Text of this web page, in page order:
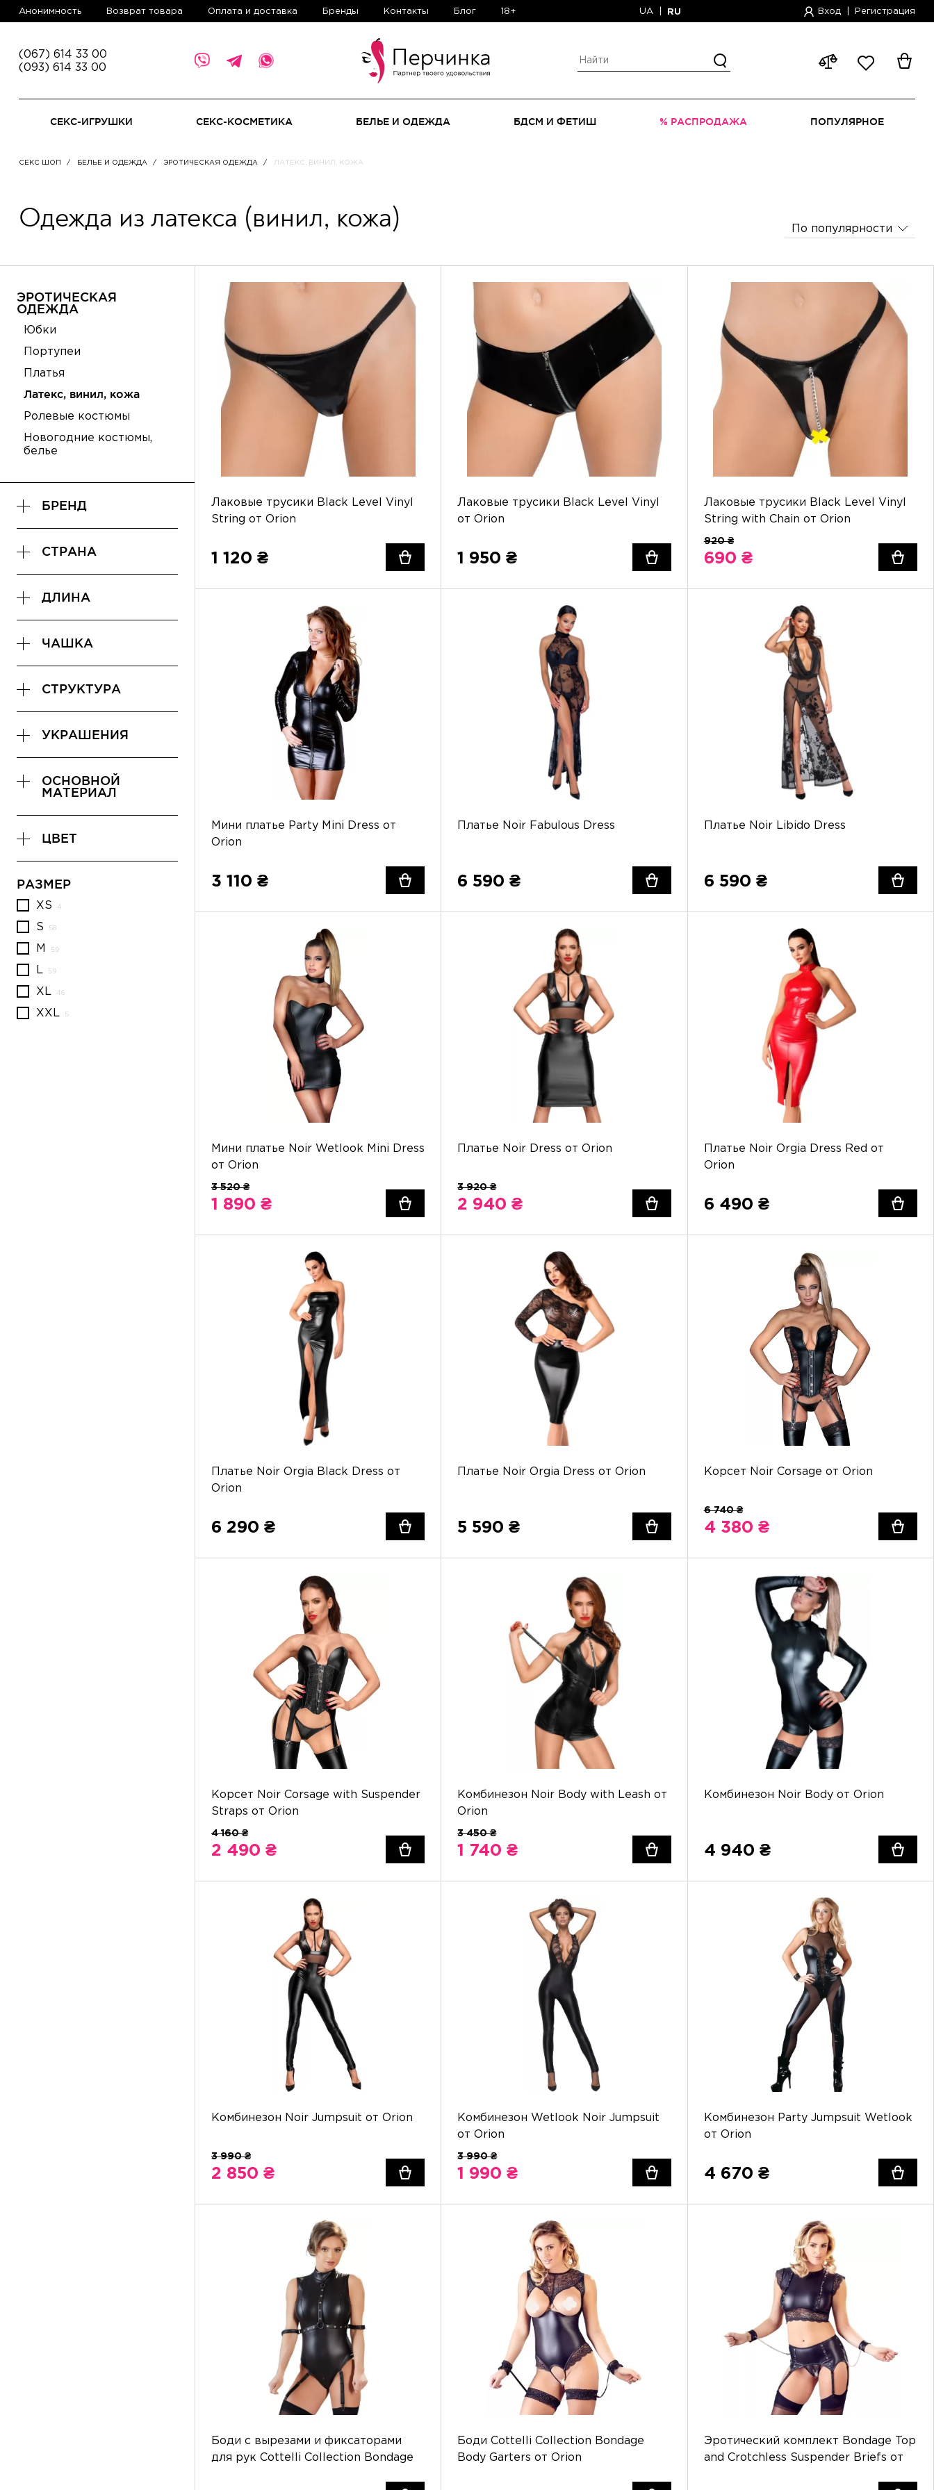
Анонимность Возврат товара Оплата и доставка Бренды Контакты Блог 18+ UA RU Вход Регистрация
(067) 614 33 00
(093) 614 33 00
СЕКС-ИГРУШКИ СЕКС-КОСМЕТИКА БЕЛЬЕ И ОДЕЖДА БДСМ И ФЕТИШ % РАСПРОДАЖА ПОПУЛЯРНОЕ
СЕКС ШОП БЕЛЬЕ И ОДЕЖДА ЭРОТИЧЕСКАЯ ОДЕЖДА ЛАТЕКС, ВИНИЛ, КОЖА
Одежда из латекса (винил, кожа) По популярности
ЭРОТИЧЕСКАЯ
ОДЕЖДА
Юбки
Портупеи
Платья
Латекс, винил, кожа
Ролевые костюмы
Новогодние костюмы,
белье
БРЕНД
СТРАНА
ДЛИНА
ЧАШКА
СТРУКТУРА
УКРАШЕНИЯ
ОСНОВНОЙ
МАТЕРИАЛ
ЦВЕТ
РАЗМЕР
XS
S
M
L
XL
XXL
Лаковые трусики Black Level Vinyl
String от Orion
1 120 ₴
Лаковые трусики Black Level Vinyl
от Orion
1 950 ₴
Лаковые трусики Black Level Vinyl
String with Chain от Orion
690 ₴
Мини платье Party Mini Dress от
Orion
3 110 ₴
Платье Noir Fabulous Dress
6 590 ₴
Платье Noir Libido Dress
6 590 ₴
Мини платье Noir Wetlook Mini Dress
от Orion
1 890 ₴
Платье Noir Dress от Orion
2 940 ₴
Платье Noir Orgia Dress Red от
Orion
6 490 ₴
Платье Noir Orgia Black Dress от
Orion
6 290 ₴
Платье Noir Orgia Dress от Orion
5 590 ₴
Корсет Noir Corsage от Orion
4 380 ₴
Корсет Noir Corsage with Suspender
Straps от Orion
2 490 ₴
Комбинезон Noir Body with Leash от
Orion
1 740 ₴
Комбинезон Noir Body от Orion
4 940 ₴
Комбинезон Noir Jumpsuit от Orion
2 850 ₴
Комбинезон Wetlook Noir Jumpsuit
от Orion
1 990 ₴
Комбинезон Party Jumpsuit Wetlook
от Orion
4 670 ₴
Боди с вырезами и фиксаторами
для рук Cottelli Collection Bondage
Боди Cottelli Collection Bondage
Body Garters от Orion
Эротический комплект Bondage Top
and Crotchless Suspender Briefs от